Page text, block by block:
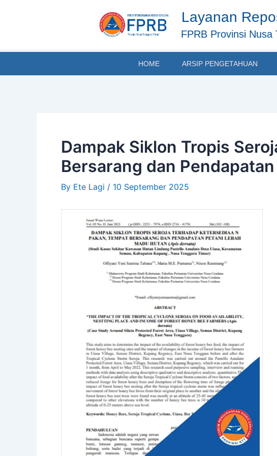
Layanan
FPRB Provinsi Nusa
HOME ARSIP PENGETAHUAN
Dampak Siklon Tropis
Bersarang dan
By Ete Lagi / 10 September 2025
navigation